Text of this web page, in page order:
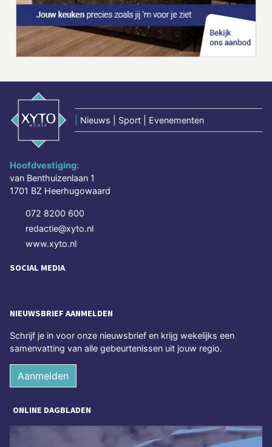
Nieuws | Sport | Evenementen
Hoofdvestiging:
van Benthuizenlaan 1
1701 BZ Heerhugowaard
072 8200 600
redactie@xyto.nl
www.xyto.nl
SOCIAL MEDIA
NIEUWSBRIEF AANMELDEN
Schrijf je in voor onze nieuwsbrief en krijg wekelijks een
samenvatting van alle gebeurtenissen uit jouw regio.
Aanmelden
ONLINE DAGBLADEN